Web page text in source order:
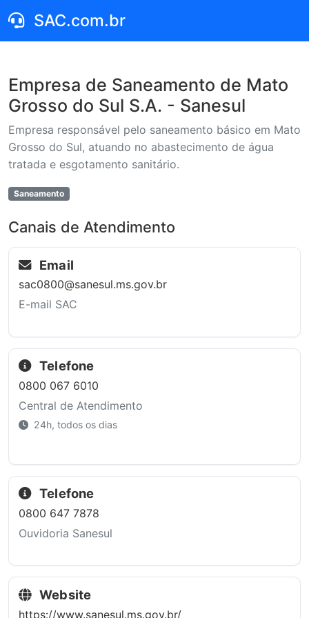
SAC.com.br
Empresa de Saneamento de Mato
Grosso do Sul S.A. - Sanesul
Empresa responsável pelo saneamento básico em Mato
Grosso do Sul, atuando no abastecimento de água
tratada e esgotamento sanitário.
Saneamento
Canais de Atendimento
Email
sac0800@sanesul.ms.gov.br
E-mail SAC
Telefone
0800 067 6010
Central de Atendimento
24h, todos os dias
Telefone
0800 647 7878
Ouvidoria Sanesul
Website
https://www.sanesul.ms.gov.br/